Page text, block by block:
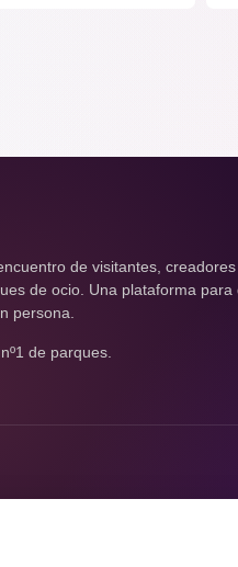
de visitantes,
de ocio. Una plataforma para
persona.
de parques.